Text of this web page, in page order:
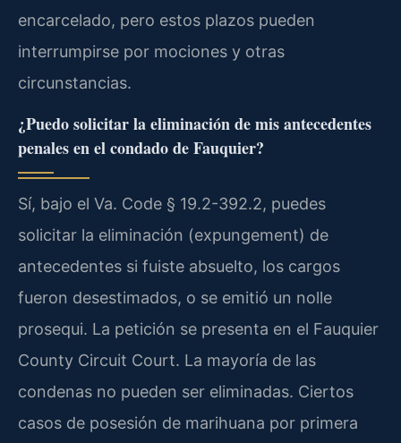
encarcelado, pero estos plazos pueden
interrumpirse por mociones y otras
circunstancias.
¿Puedo solicitar la eliminación de mis antecedentes
penales en el condado de Fauquier?
Sí, bajo el Va. Code § 19.2-392.2, puedes
solicitar la eliminación (expungement) de
antecedentes si fuiste absuelto, los cargos
fueron desestimados, o se emitió un nolle
prosequi. La petición se presenta en el Fauquier
County Circuit Court. La mayoría de las
condenas no pueden ser eliminadas. Ciertos
casos de posesión de marihuana por primera